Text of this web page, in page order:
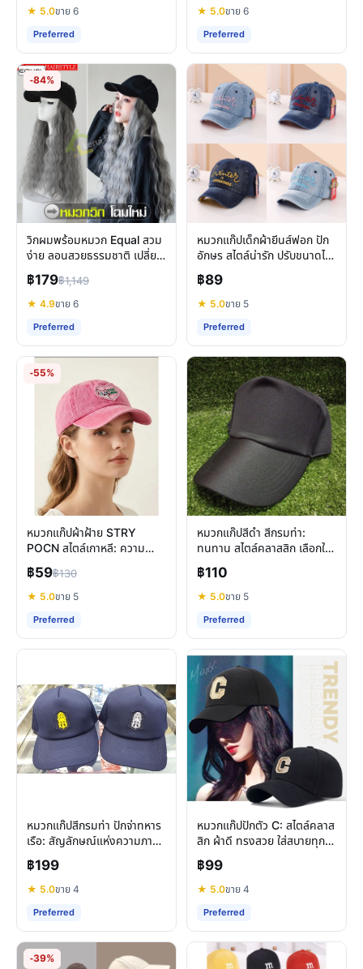
★ 5.0ขาย 6
Preferred
★ 5.0ขาย 6
Preferred
-84%
วิกผมพร้อมหมวก Equal สวม
ง่าย ลอนสวยธรรมชาติ เปลี่ยน
ลุคทันใจ ไม่ต้องทำผม
฿179฿1,149
★ 4.9ขาย 6
Preferred
หมวกแก๊ปเด็กผ้ายีนส์ฟอก ปัก
อักษร สไตล์น่ารัก ปรับขนาดได้
ทนทานใช้ได้นาน
฿89
★ 5.0ขาย 5
Preferred
-55%
หมวกแก๊ปผ้าฝ้าย STRY
POCN สไตล์เกาหลี: ความ
สบายและแฟชั่นที่ลงตัว
฿59฿130
★ 5.0ขาย 5
Preferred
หมวกแก๊ปสีดำ สีกรมท่า:
ทนทาน สไตล์คลาสสิก เลือกให้
เหมาะกับคุณ
฿110
★ 5.0ขาย 5
Preferred
หมวกแก๊ปสีกรมท่า ปักจ่าทหาร
เรือ: สัญลักษณ์แห่งความภาค
ภูมิใจและสไตล์เฉพาะตัว
฿199
★ 5.0ขาย 4
Preferred
หมวกแก๊ปปักตัว C: สไตล์คลาส
สิก ผ้าดี ทรงสวย ใส่สบายทุก
วัน
฿99
★ 5.0ขาย 4
Preferred
-39%